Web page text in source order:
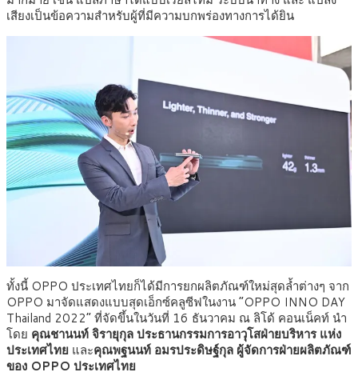
เสียงเป็นข้อความสำหรับผู้ที่มีความบกพร่องทางการได้ยิน
ทั้งนี้ OPPO ประเทศไทยก็ได้มีการยกผลิตภัณฑ์ใหม่สุดล้ำต่างๆ จาก
OPPO มาจัดแสดงแบบสุดเอ็กซ์คลูซีฟในงาน “OPPO INNO DAY
Thailand 2022” ที่จัดขึ้นในวันที่ 16 ธันวาคม ณ ลิโด้ คอนเน็คท์ นำ
โดย คุณชานนท์ จิรายุกุล ประธานกรรมการอาวุโสฝ่ายบริหาร แห่ง
ประเทศไทย และคุณพฐนนท์ อมรประดิษฐ์กุล ผู้จัดการฝ่ายผลิตภัณฑ์
ของ OPPO ประเทศไทย